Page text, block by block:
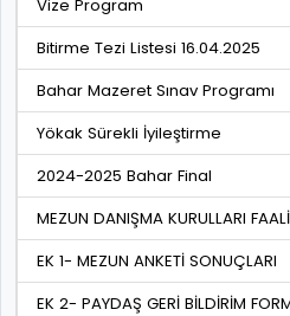
Vize Program
Bitirme Tezi Listesi 16.04.2025
Bahar Mazeret Sınav Programı
Yökak Sürekli İyileştirme
2024-2025 Bahar Final
MEZUN DANIŞMA KURULLARI
EK 1- MEZUN ANKETİ SONUÇLARI
EK 2- PAYDAŞ GERİ BİLDİRİM